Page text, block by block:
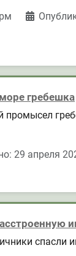
гребешка
29 апреля